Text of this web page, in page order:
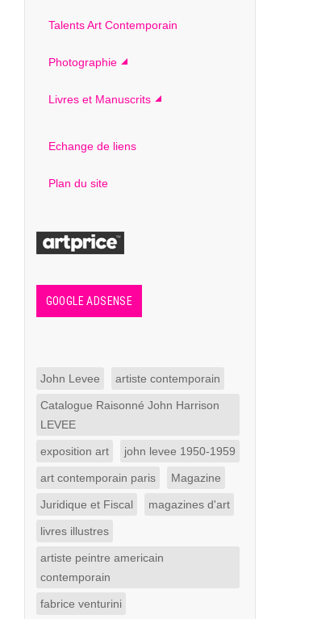
Talents Art Contemporain
Photographie
Livres et Manuscrits
Echange de liens
Plan du site
GOOGLE ADSENSE
John Levee artiste contemporain
Catalogue Raisonné John Harrison
LEVEE
exposition art john levee 1950-1959
art contemporain paris Magazine
Juridique et Fiscal magazines d'art
livres illustres
artiste peintre americain
contemporain
fabrice venturini